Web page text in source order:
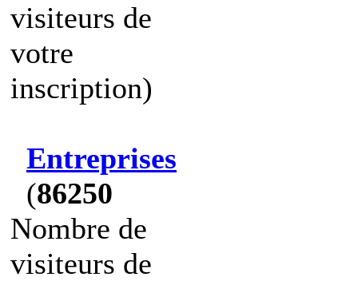
visiteurs de
votre
inscription)
Entreprises
(86250
Nombre de
visiteurs de